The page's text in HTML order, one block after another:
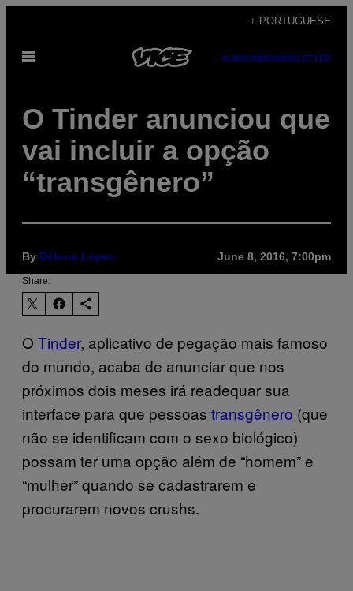
content
+ PORTUGUESE
Open
SUBSCRIBENEWSLETTER
O Tinder anunciou que
vai incluir a opção
“transgênero”
By Débora Lopes June 8, 2016, 7:00pm
Share:
O Tinder, aplicativo de pegação mais famoso
do mundo, acaba de anunciar que nos
próximos dois meses irá readequar sua
interface para que pessoas transgênero (que
não se identificam com o sexo biológico)
possam ter uma opção além de “homem” e
“mulher” quando se cadastrarem e
procurarem novos crushs.